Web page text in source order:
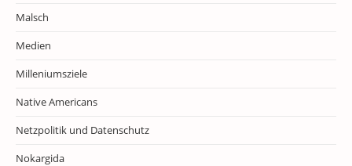
Malsch
Medien
Milleniumsziele
Native Americans
Netzpolitik und Datenschutz
Nokargida